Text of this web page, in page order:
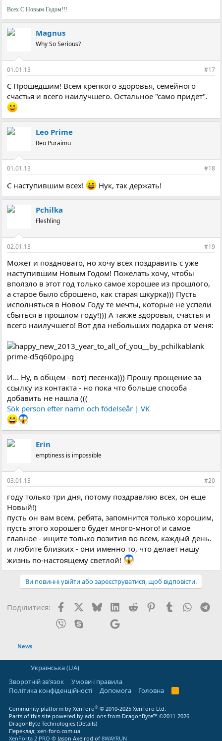
Всех С Новым Годом!!!
Magnus
Why So Serious?
01.01.13 #17
С Прошедшим! Всем крепкого здоровья, семейного
счастья и всего наилучшего. Остальное "само придет".
Leo Prime
Reo Puraimu
01.01.13 #18
С наступившим всех! Нук, так держать!
Pchilka
Fleshling
02.01.13 #19
Может и поздновато, но хочу всех поздравить с уже
наступившим Новым Годом! Пожелать хочу, чтобы
вползло в этот год только самое хорошее из прошлого,
а старое было сброшено, как старая шкурка))) Пусть
исполняться в Новом Году те мечты, которые не успели
сбыться в прошлом году!))) А также здоровья, счастья и
всего наилучшего! Вот два небольших подарка от меня:
И... Ну, в общем - вот) песенка))) Прошу прощение за
ссылку из контакта - но пока что больше способа
добавить не нашла (((
Sök person efter namn och födelseår | VK
Erin
emptiness is impossible
03.01.13 #20
году только три дня, потому поздравляю всех, он еще
Новый!)
пусть он вам всем, ребята, запомнится только хорошим,
пусть этого хорошего будет много-много! и самое
главное - ищите только позитив во всем, каждый день.
и любите близких - они именно то, что делает нашу
жизнь по-настоящему светлой!
Ви повинні увійти або зареєструватися, щоб відповісти.
Поділитися: FacebookX (Twitter)
BlueskyLinkedIn
Reddit PinterestTumblr
Viber
E-mailGoogle
News
Українська (UA)
Зворотній зв'язок
Умови і правила
Політика конфіденційності
Дoпoмoга Головна
R
Community platform by XenForo® © 2010-2025 XenForo Ltd.
Parts of this site powered byadd-ons from DragonByte™ ©2011-2026
DragonByte Technologies (Details)
Переклад:xen-foro.com.ua
XenPorta 2 PRO © Jason Axelrod of8WAYRUN